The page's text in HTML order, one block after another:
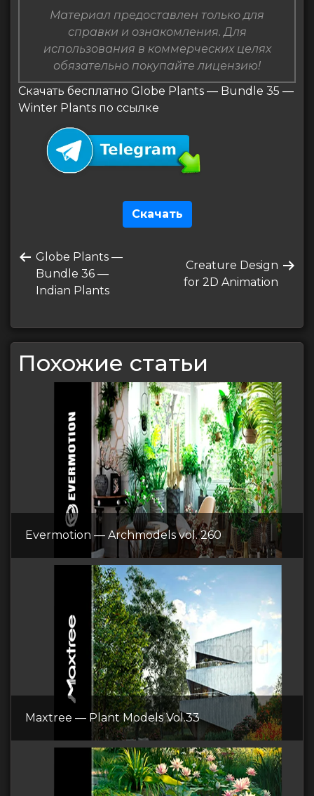
Материал предоставлен только для
справки и ознакомления. Для
использования в коммерческих целях
обязательно покупайте лицензию!
Скачать бесплатно Globe Plants — Bundle 35 —
Winter Plants по ссылке
Скачать
по
записям
Предыдущая
запись
Globe Plants —
Bundle 36 —
Indian Plants
Следующая
запись
Creature Design
for 2D Animation
Похожие статьи
Evermotion — Archmodels vol. 260
Maxtree — Plant Models Vol.33